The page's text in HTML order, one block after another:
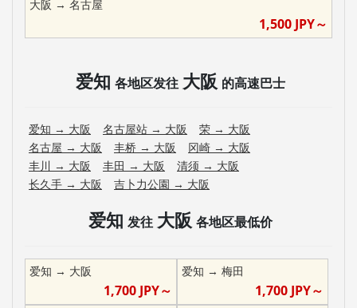
大阪 → 名古屋
1,500 JPY～
爱知 各地区发往 大阪 的高速巴士
爱知 → 大阪 名古屋站 → 大阪 荣 → 大阪
名古屋 → 大阪 丰桥 → 大阪 冈崎 → 大阪
丰川 → 大阪 丰田 → 大阪 清须 → 大阪
长久手 → 大阪 吉卜力公園 → 大阪
爱知 发往 大阪 各地区最低价
爱知 → 大阪
1,700JPY～
爱知 → 梅田
1,700 JPY～